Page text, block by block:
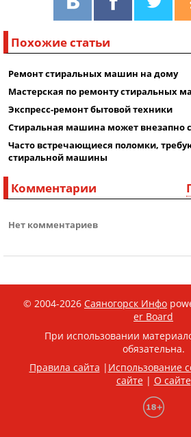
Похожие статьи
Ремонт стиральных машин на дому
Мастерская по ремонту стиральных
Экспресс-ремонт бытовой техники
Стиральная машина может внезапно
Часто встречающиеся поломки,
стиральной машины
Комментарии
Нет комментариев
© 2004-2026 Саяногорск Инфо
er Board
При использовании
обязательна.
Правила сайта | Использование
сайте| О сайте